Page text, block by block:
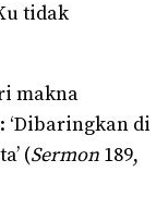
tidak
makna
‘Dibaringkan di
(Sermon 189,